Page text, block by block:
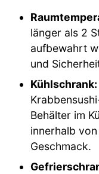
länger als 2
aufbewahrt
und
Kühlschrank:
Behälter im
innerhalb
Geschmack.